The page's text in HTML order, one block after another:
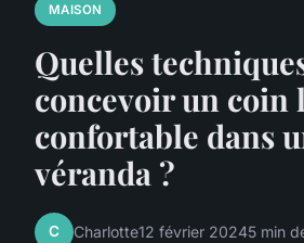
MAISON
Quelles
concevoir un coin
confortable dans
véranda ?
C Charlotte12 février 20245 min